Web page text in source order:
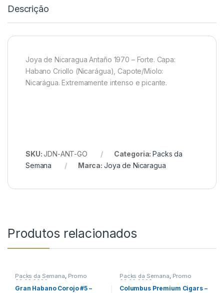
Descrição
Joya de Nicaragua Antaño 1970 – Forte. Capa:
Habano Criollo (Nicarágua), Capote/Miolo:
Nicarágua. Extremamente intenso e picante.
SKU:JDN-ANT-GO Categoria: Packs da
Semana
Marca: Joya de Nicaragua
Produtos relacionados
Packs da Semana, Promo
03.06.2026
Gran Habano Corojo #5 –
Packs da Semana, Promo
03.06.2026
Columbus Premium Cigars –